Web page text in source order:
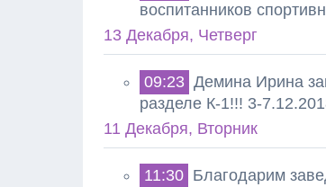
воспитанников
13 Декабря, Четверг
09:23 Демина Ирина
разделе К-1!!! 3-
11 Декабря, Вторник
11:30 Благодарим